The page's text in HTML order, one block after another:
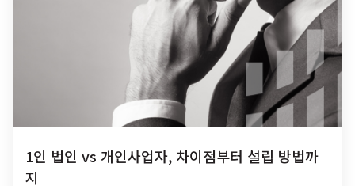
1인 법인 vs 개인사업자, 차이점부터 설립 방법까
지